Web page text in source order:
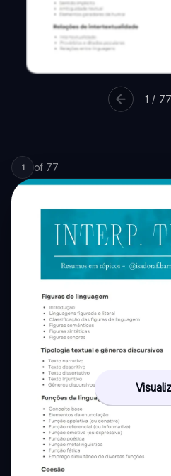
1 / 77
1 of 77